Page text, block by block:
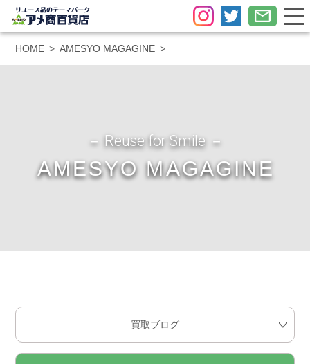
HOME AMESYO MAGAGINE
－ Reuse for Smile －
AMESYO MAGAGINE
買取ブログ